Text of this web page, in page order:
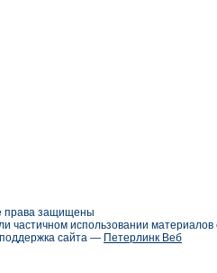
права защищены
частичном использовании
сайта — Петерлинк Веб